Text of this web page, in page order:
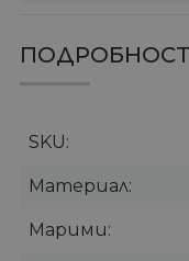
SKU
Материал
Марими